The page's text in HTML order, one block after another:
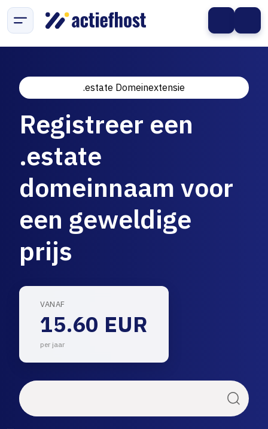
.estate Domeinextensie
Registreer een
.estate
domeinnaam voor
een geweldige
prijs
VANAF
15.60 EUR
per jaar